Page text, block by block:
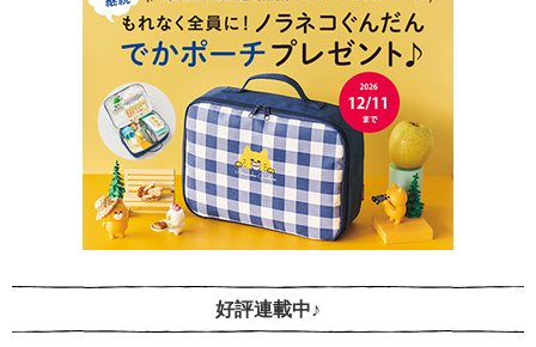
好評連載中♪